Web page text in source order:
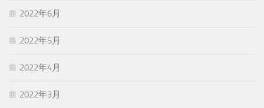
2022年6月
2022年5月
2022年4月
2022年3月